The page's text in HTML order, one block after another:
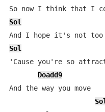
Sol
Sol
'Cause you're so
Doadd9
And the way you move